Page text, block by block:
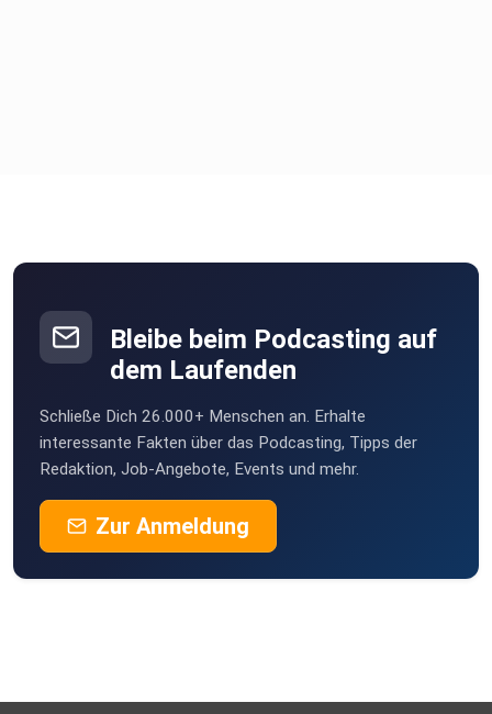
Bleibe beim Podcasting auf
dem Laufenden
Schließe Dich 26.000+ Menschen an. Erhalte
interessante Fakten über das Podcasting, Tipps der
Redaktion, Job-Angebote, Events und mehr.
Zur Anmeldung